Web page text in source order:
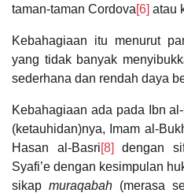
taman-taman Cordova[6] atau
Kebahagiaan itu menurut
yang tidak banyak
sederhana dan rendah daya
Kebahagiaan ada pada Ibn
(ketauhidan)nya, Imam al-
Hasan al-Basri[8] dengan
Syafi’e dengan kesimpulan
sikap muraqabah (merasa